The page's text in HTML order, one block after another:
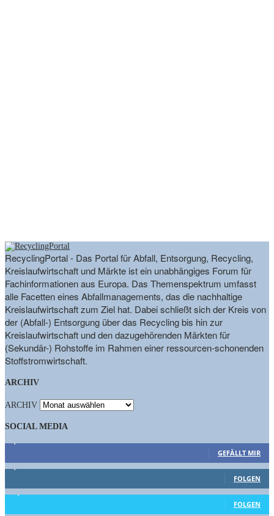
RecyclingPortal - Das Portal für Abfall, Entsorgung, Recycling,
Kreislaufwirtschaft und Märkte ist ein unabhängiges Forum für
Fachinformationen aus Europa. Das Themenspektrum umfasst
alle Facetten eines Abfallmanagements, das die nachhaltige
Kreislaufwirtschaft zum Ziel hat. Dabei schließt sich der Kreis von
der (Abfall-) Entsorgung über das Recycling bis hin zur
Kreislaufwirtschaft und den dazugehörenden Märkten für
(Sekundär-) Rohstoffe im Rahmen einer ressourcen-schonenden
Stoffstromwirtschaft.
ARCHIV
ARCHIV
SOCIAL MEDIA
GEFÄLLT MIR
FOLGEN
FOLGEN